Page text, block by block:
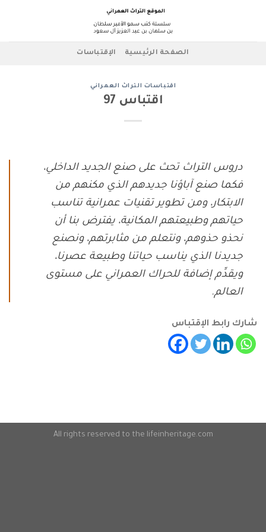
الصفحة الرئيسية الإقتباسات
اقتباسات التراث العمراني
اقتباس 97
دروس التراث تحث على صنع الجديد الداخلي،
فكما صنع آباؤنا جديدهم الذي مكنهم من
الابتكار، ومن تطوير تقنيات عمرانية تناسب
حياتهم وطبيعتهم المكانية، يفترض بنا أن
نحذو حذوهم، ونتعلم من مثابرتهم، ونصنع
جديدنا الذي يناسب حياتنا وطبيعة عصرنا،
ويقدِّم إضافة للحراك العمراني على مستوى
العالم.
شارك رابط الإقتباس
All rights reserved to the lifeinheritage.com